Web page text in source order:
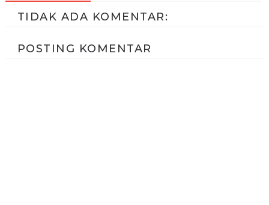
TIDAK ADA KOMENTAR:
POSTING KOMENTAR